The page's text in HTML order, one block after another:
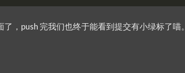
，push 完我们也终于能看到提交有小绿标了喵。